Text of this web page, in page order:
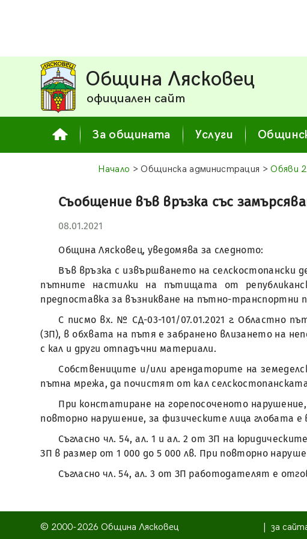
Община Лясковец
официален сайт
За общината Услуги
Начало > Общинска администрация >Обяви
Съобщение във връзка със
08.01.2021
Община Лясковец, уведомява за следното:
Във връзка с извършването на селскостопански
пътните настилки на пътищата от
предпоставка за възникване на пътно-транспортни
С писмо вх. № СД-03-101/07.01.2021 г. Областно
(ЗП), в обхвата на пътя е забранено влизането на
с кал и други отпадъчни материали.
Собствениците и/или арендаторите на
пътна мрежа, да почистят от кал
При констатиране на горепосоченото
повторно нарушение, за физическите лица глобата е
Съгласно чл. 54, ал. 1 и ал. 2 от ЗП на
ЗП в размер от 1 000 до 5 000 лв. При повторно
Съгласно чл. 54, ал. 3 от ЗП работодателят е
© 2000-2026 Община Лясковец за